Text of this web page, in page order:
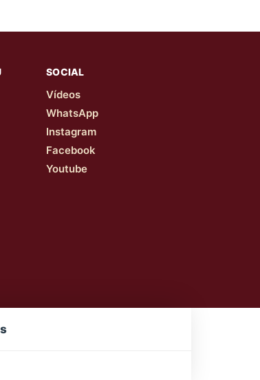
SOCIAL
Vídeos
WhatsApp
Instagram
Facebook
Youtube